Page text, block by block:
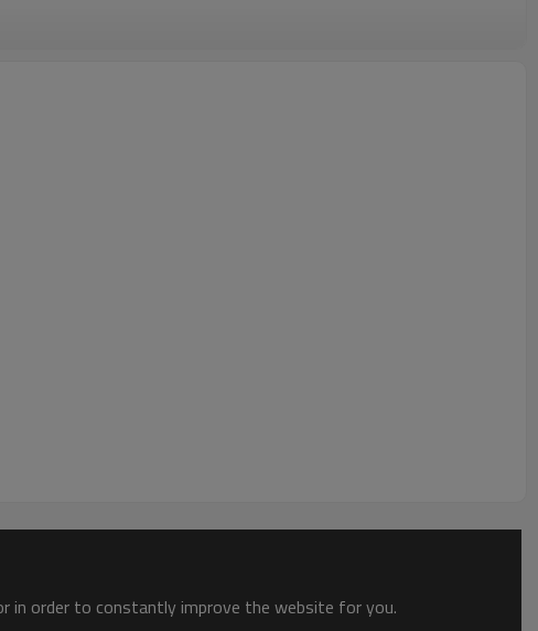
in order to constantly improve the website for you.